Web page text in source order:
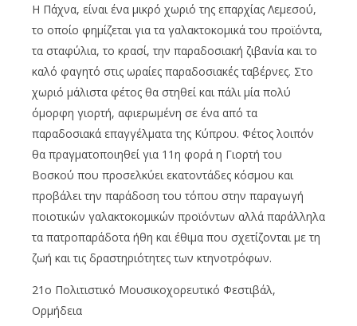
Η Πάχνα, είναι ένα μικρό χωριό της επαρχίας Λεμεσού,
το οποίο φημίζεται για τα γαλακτοκομικά του προϊόντα,
τα σταφύλια, το κρασί, την παραδοσιακή ζιβανία και το
καλό φαγητό στις ωραίες παραδοσιακές ταβέρνες. Στο
χωριό μάλιστα φέτος θα στηθεί και πάλι μία πολύ
όμορφη γιορτή, αφιερωμένη σε ένα από τα
παραδοσιακά επαγγέλματα της Κύπρου. Φέτος λοιπόν
θα πραγματοποιηθεί για 11η φορά η Γιορτή του
Βοσκού που προσελκύει εκατοντάδες κόσμου και
προβάλει την παράδοση του τόπου στην παραγωγή
ποιοτικών γαλακτοκομικών προϊόντων αλλά παράλληλα
τα πατροπαράδοτα ήθη και έθιμα που σχετίζονται με τη
ζωή και τις δραστηριότητες των κτηνοτρόφων.
21ο Πολιτιστικό Μουσικοχορευτικό Φεστιβάλ,
Ορμήδεια